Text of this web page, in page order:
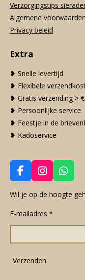
Verzorgingstips
Algemene voorwaarden
Privacy beleid
Extra
❥ Snelle levertijd
❥ Flexibele
❥ Gratis verzending >
❥ Persoonlijke service
❥ Feestje in de
❥ Kadoservice
F
a
c
b
o
k
I
n
s
a
g
a
m
W
h
a
A
p
Wil je op de hoogte
E-mailadres *
Verzenden